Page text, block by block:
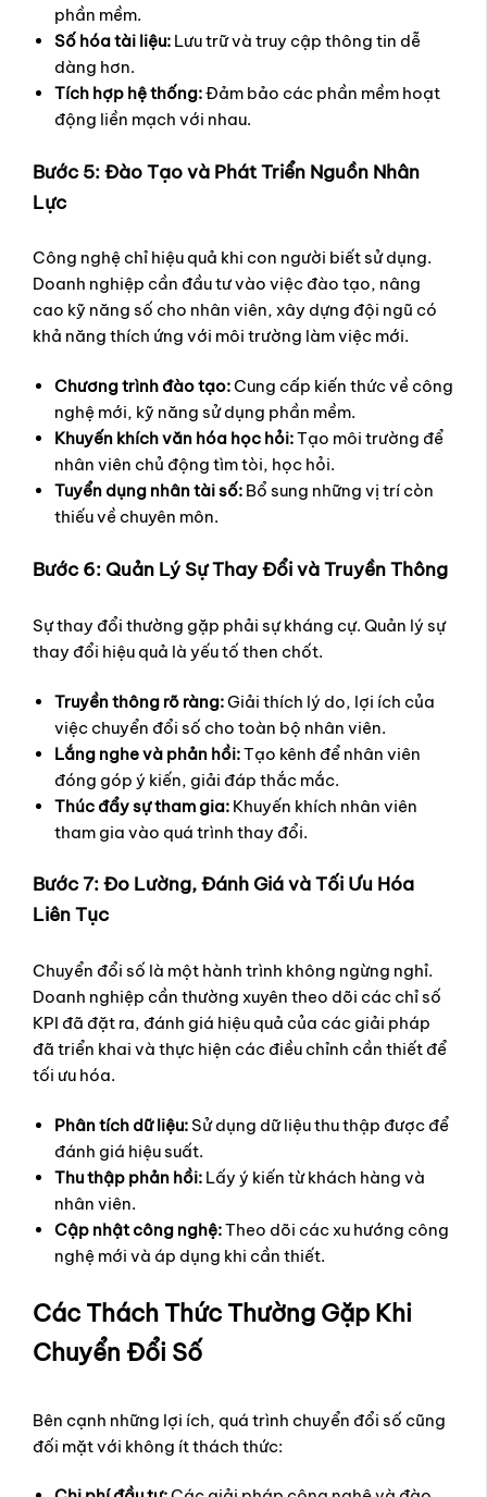
phần mềm.
Số hóa tài liệu: Lưu trữ và truy cập thông tin dễ
dàng hơn.
Tích hợp hệ thống:Đảm bảo các phần mềm hoạt
động liền mạch với nhau.
Bước 5: Đào Tạo và Phát Triển Nguồn Nhân
Lực
Công nghệ chỉ hiệu quả khi con người biết sử dụng.
Doanh nghiệp cần đầu tư vào việc đào tạo, nâng
cao kỹ năng số cho nhân viên, xây dựng đội ngũ có
khả năng thích ứng với môi trường làm việc mới.
Chương trình đào tạo:Cung cấp kiến thức về công
nghệ mới, kỹ năng sử dụng phần mềm.
Khuyến khích văn hóa học hỏi:Tạo môi trường để
nhân viên chủ động tìm tòi, học hỏi.
Tuyển dụng nhân tài số: Bổ sung những vị trí còn
thiếu về chuyên môn.
Bước 6: Quản Lý Sự Thay Đổi và Truyền Thông
Sự thay đổi thường gặp phải sự kháng cự. Quản lý sự
thay đổi hiệu quả là yếu tố then chốt.
Truyền thông rõ ràng:Giải thích lý do, lợi ích của
việc chuyển đổi số cho toàn bộ nhân viên.
Lắng nghe và phản hồi:Tạo kênh để nhân viên
đóng góp ý kiến, giải đáp thắc mắc.
Thúc đẩy sự tham gia: Khuyến khích nhân viên
tham gia vào quá trình thay đổi.
Bước 7: Đo Lường, Đánh Giá và Tối Ưu Hóa
Liên Tục
Chuyển đổi số là một hành trình không ngừng nghỉ.
Doanh nghiệp cần thường xuyên theo dõi các chỉ số
KPI đã đặt ra, đánh giá hiệu quả của các giải pháp
đã triển khai và thực hiện các điều chỉnh cần thiết để
tối ưu hóa.
Phân tích dữ liệu: Sử dụng dữ liệu thu thập được để
đánh giá hiệu suất.
Thu thập phản hồi: Lấy ý kiến từ khách hàng và
nhân viên.
Cập nhật công nghệ:Theo dõi các xu hướng công
nghệ mới và áp dụng khi cần thiết.
Các Thách Thức Thường Gặp Khi
Chuyển Đổi Số
Bên cạnh những lợi ích, quá trình chuyển đổi số cũng
đối mặt với không ít thách thức: